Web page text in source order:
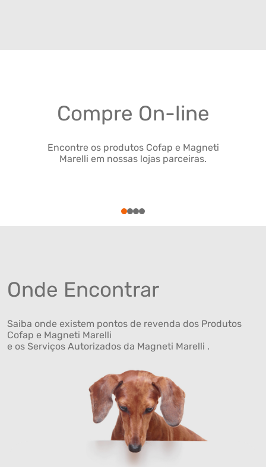
Compre On-line
Encontre os produtos Cofap e Magneti
Marelli em nossas lojas parceiras.
1234
Onde Encontrar
Saiba onde existem pontos de revenda dos Produtos
Cofap e Magneti Marelli
e os Serviços Autorizados da Magneti Marelli .